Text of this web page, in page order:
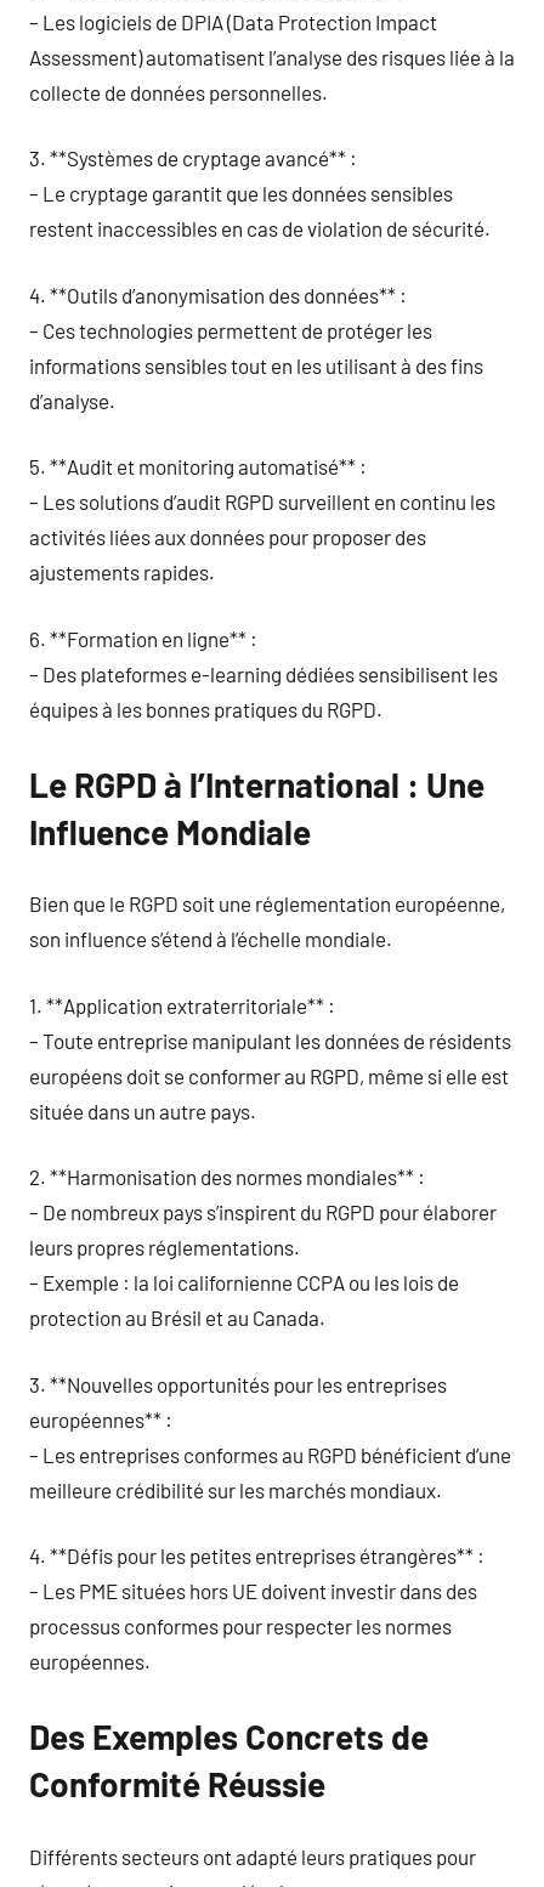
– Les logiciels de DPIA (Data Protection Impact
Assessment) automatisent l’analyse des risques liée à la
collecte de données personnelles.
3. **Systèmes de cryptage avancé** :
– Le cryptage garantit que les données sensibles
restent inaccessibles en cas de violation de sécurité.
4. **Outils d’anonymisation des données** :
– Ces technologies permettent de protéger les
informations sensibles tout en les utilisant à des fins
d’analyse.
5. **Audit et monitoring automatisé** :
– Les solutions d’audit RGPD surveillent en continu les
activités liées aux données pour proposer des
ajustements rapides.
6. **Formation en ligne** :
– Des plateformes e-learning dédiées sensibilisent les
équipes à les bonnes pratiques du RGPD.
Le RGPD à l’International : Une
Influence Mondiale
Bien que le RGPD soit une réglementation européenne,
son influence s’étend à l’échelle mondiale.
1. **Application extraterritoriale** :
– Toute entreprise manipulant les données de résidents
européens doit se conformer au RGPD, même si elle est
située dans un autre pays.
2. **Harmonisation des normes mondiales** :
– De nombreux pays s’inspirent du RGPD pour élaborer
leurs propres réglementations.
– Exemple : la loi californienne CCPA ou les lois de
protection au Brésil et au Canada.
3. **Nouvelles opportunités pour les entreprises
européennes** :
– Les entreprises conformes au RGPD bénéficient d’une
meilleure crédibilité sur les marchés mondiaux.
4. **Défis pour les petites entreprises étrangères** :
– Les PME situées hors UE doivent investir dans des
processus conformes pour respecter les normes
européennes.
Des Exemples Concrets de
Conformité Réussie
Différents secteurs ont adapté leurs pratiques pour